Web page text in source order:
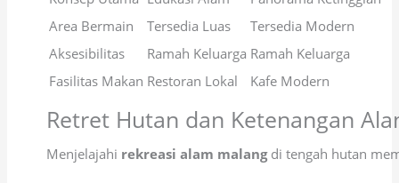
Area Bermain
Tersedia Luas
Tersedia Modern
Aksesibilitas
Ramah Keluarga Ramah Keluarga
Fasilitas Makan Restoran Lokal Kafe Modern
Retret Hutan dan Ketenangan
Menjelajahi rekreasi alam malangdi tengah hutan